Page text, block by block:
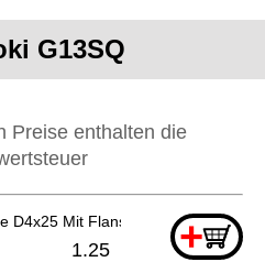
G13SQ
Preise enthalten die
D4x25 Mit Flansch (schwarz), H41m
+
1.25